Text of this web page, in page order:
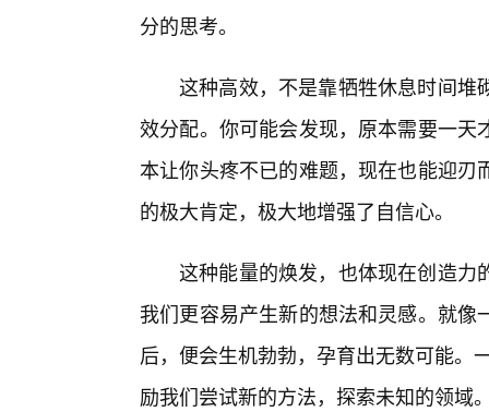
分的思考。
这种高效，不是靠牺牲休息时间堆
效分配。你可能会发现，原本需要一
本让你头疼不已的难题，现在也能迎
的极大肯定，极大地增强了自信心。
这种能量的焕发，也体现在创造力
我们更容易产生新的想法和灵感。就
后，便会生机勃勃，孕育出无数可能。
励我们尝试新的方法，探索未知的领域